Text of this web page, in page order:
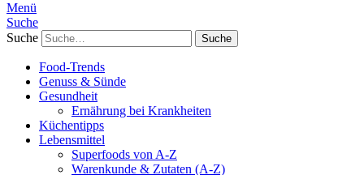
Menü
Suche
Suche
Food-Trends
Genuss & Sünde
Gesundheit
Ernährung bei Krankheiten
Küchentipps
Lebensmittel
Superfoods von A-Z
Warenkunde & Zutaten (A-Z)